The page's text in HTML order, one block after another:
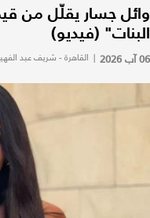
وائل جسار يقلّل من
البنات" (فيديو)
06 آب 2026 | القاهرة - شريف عبد